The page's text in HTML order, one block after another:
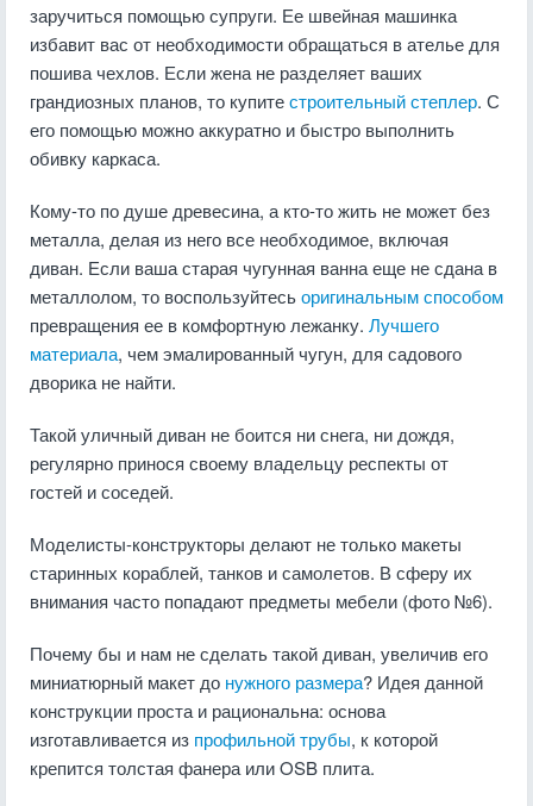
заручиться помощью супруги. Ее швейная машинка
избавит вас от необходимости обращаться в ателье для
пошива чехлов. Если жена не разделяет ваших
грандиозных планов, то купитестроительный степлер. С
его помощью можно аккуратно и быстро выполнить
обивку каркаса.
Кому-то по душе древесина, а кто-то жить не может без
металла, делая из него все необходимое, включая
диван. Если ваша старая чугунная ванна еще не сдана в
металлолом, то воспользуйтесьоригинальным способом
превращения ее в комфортную лежанку. Лучшего
материала, чем эмалированный чугун, для садового
дворика не найти.
Такой уличный диван не боится ни снега, ни дождя,
регулярно принося своему владельцу респекты от
гостей и соседей.
Моделисты-конструкторы делают не только макеты
старинных кораблей, танков и самолетов. В сферу их
внимания часто попадают предметы мебели (фото №6).
Почему бы и нам не сделать такой диван, увеличив его
миниатюрный макет до нужного размера? Идея данной
конструкции проста и рациональна: основа
изготавливается из профильной трубы, к которой
крепится толстая фанера или OSB плита.